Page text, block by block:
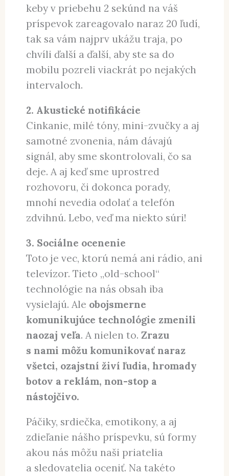
keby v priebehu 2 sekúnd na váš
príspevok zareagovalo naraz 20 ľudí,
tak sa vám najprv ukážu traja, po
chvíli ďalší a ďalší, aby ste sa do
mobilu pozreli viackrát po nejakých
intervaloch.
2. Akustické notifikácie
Cinkanie, milé tóny, mini-zvučky a aj
samotné zvonenia, nám dávajú
signál, aby sme skontrolovali, čo sa
deje. A aj keď sme uprostred
rozhovoru, či dokonca porady,
mnohí nevedia odolať a telefón
zdvihnú. Lebo, veď ma niekto súri!
3. Sociálne ocenenie
Toto je vec, ktorú nemá ani rádio, ani
televízor. Tieto „old-school“
technológie na nás obsah iba
vysielajú. Ale obojsmerne
komunikujúce technológie zmenili
naozaj veľa. A nielen to. Zrazu
s nami môžu komunikovať naraz
všetci, ozajstní živí ľudia, hromady
botov a reklám, non-stop a
nástojčivo.
Páčiky, srdiečka, emotikony, a aj
zdieľanie nášho príspevku, sú formy
akou nás môžu naši priatelia
a sledovatelia oceniť. Na takéto